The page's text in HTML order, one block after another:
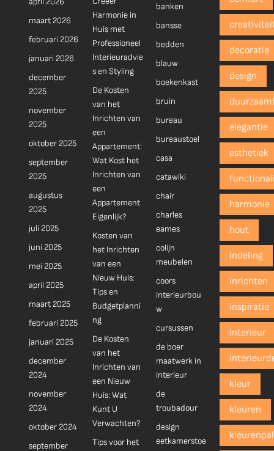
maart 2026
februari 2026
januari 2026
december
2025
november
2025
oktober 2025
september
2025
augustus
2025
juli 2025
juni 2025
mei 2025
april 2025
maart 2025
februari 2025
januari 2025
december
2024
november
2024
oktober 2024
september
Harmonie in
Huis met
Professioneel
Interieuradvie
s en Styling
De Kosten
van het
Inrichten van
een
Appartement:
Wat Kost het
Inrichten van
een
Appartement
Eigenlijk?
Kosten van
het Inrichten
van een
Nieuw Huis:
Tips en
Budgetplanni
ng
De Kosten
van het
Inrichten van
een Nieuw
Huis: Wat
Kunt U
Verwachten?
Tips voor het
banken
bansse
bedden
blauw
boekenkast
bruin
bureau
bureaustoel
casa
catawiki
chair
charles
eames
colijn
meubelen
coors
interieurbou
w
cursussen
de boer
maatwerk in
interieur
de
troubadour
design
eetkamerstoe
decoratie
design
elegantie
esthetiek
harmonie
hout
indeling
inrichten
inspiratie
interieur
kleur
kleuren